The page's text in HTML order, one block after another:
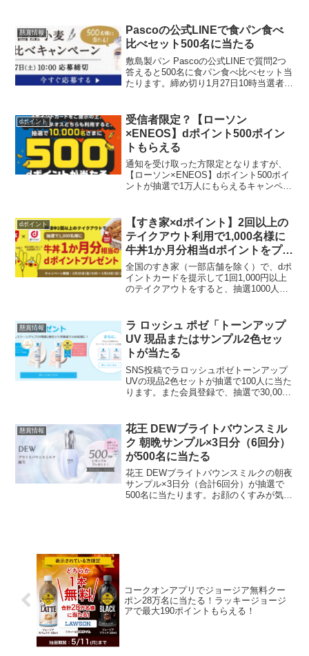
円※オードブル、パーティプレート、特
注弁...
懸賞情報
Pascoの公式LINEで食パン食べ
比べセット500名に当たる
敷島製パン Pascoの公式LINEで質問2つ
答えると500名に食パン食べ比べセット当
たります。締め切り1月27日10時当選者に
る✨⬇️からLINE友達追加して...
dポイント
受信者限定？【ローソン
×ENEOS】dポイント500ポイン
トもらえる
通知を受け取った方限定となりますが、
【ローソン×ENEOS】dポイント500ポイ
ントが抽選で1万人にもらえるキャンペー
ンを2回以上かつエネオスを1回以上利用
下記条件を...
dポイント
【すき家×dポイント】2回以上の
テイクアウト利用で1,000名様に
牛丼1か月分相当dポイントをプレ
ゼント！
全国のすき家（一部店舗を除く）で、dポ
イントカードを提示して1回1,000円以上
のテイクアウトをすると、抽選1000人に
分相当というと（牛丼並盛３５０円×30日
分）...
懸賞情報
ラ ロッシュ ポゼ「トーンアップ
UV 現品またはサンプル2色セッ
トが当たる
SNS投稿でラロッシュポゼトーンアップ
UVの現品2色セットが抽選で100人に当た
ります。また会員登録で、抽選で30,000
プUVは、田中みな実さんが使っていると
以前...
懸賞情報
花王 DEWブライトバウンスミル
ク 朝晩サンプル×3日分（6回分）
が500名に当たる
花王 DEWブライトバウンスミルクの朝夜
サンプル×3日分（合計6回分）が抽選で​
500名に当たります。お顔のくすみが気に
コークオンアプリでジョージア無料クー
ポン28万名に当たる！ラッキージョージ
アで最大190ポイントもらえる！